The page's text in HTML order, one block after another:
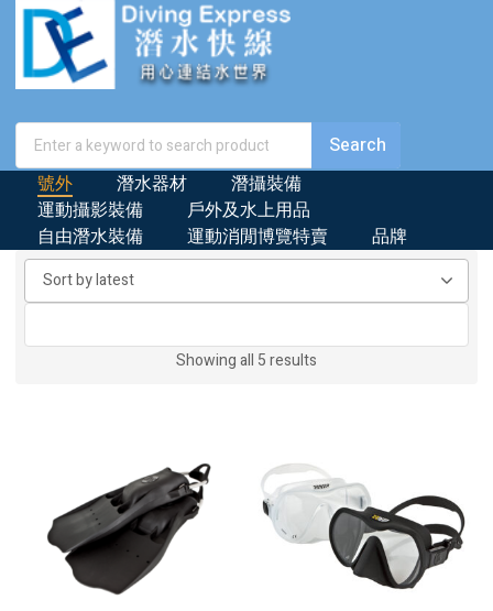
號外 潛水器材
潛攝裝備
運動攝影裝備
戶外及水上用品
自由潛水裝備
運動消閒博覽特賣 品牌
Showing all 5 results